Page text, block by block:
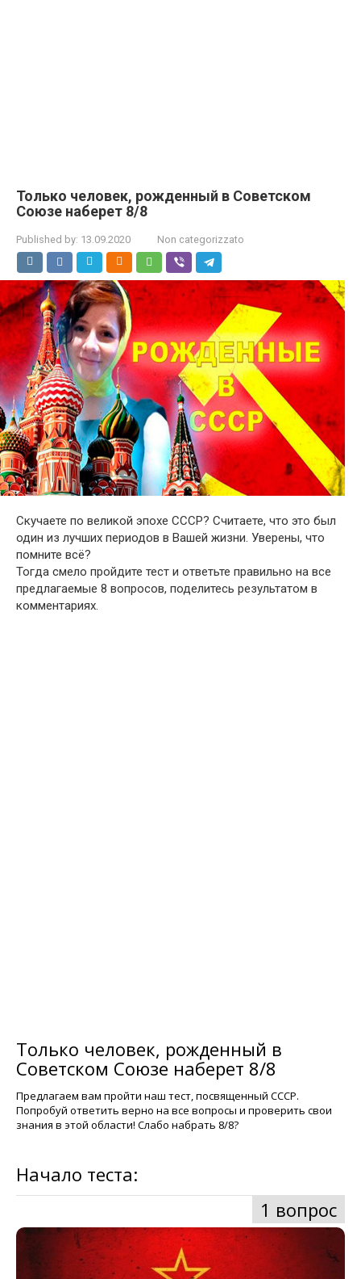
Только человек, рожденный в Советском
Союзе наберет 8/8
Published by: 13.09.2020 Non categorizzato
Скучаете по великой эпохе СССР? Считаете, что это был
один из лучших периодов в Вашей жизни. Уверены, что
помните всё?
Тогда смело пройдите тест и ответьте правильно на все
предлагаемые 8 вопросов, поделитесь результатом в
комментариях.